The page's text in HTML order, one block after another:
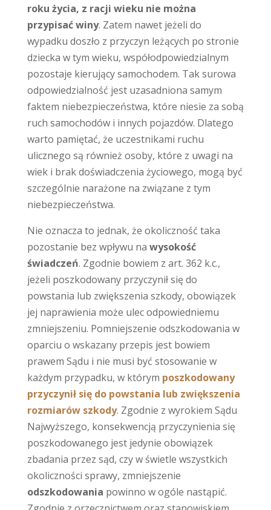
roku życia, z racji wieku nie można
przypisać winy. Zatem nawet jeżeli do
wypadku doszło z przyczyn leżących po stronie
dziecka w tym wieku, współodpowiedzialnym
pozostaje kierujący samochodem. Tak surowa
odpowiedzialność jest uzasadniona samym
faktem niebezpieczeństwa, które niesie za sobą
ruch samochodów i innych pojazdów. Dlatego
warto pamiętać, że uczestnikami ruchu
ulicznego są również osoby, które z uwagi na
wiek i brak doświadczenia życiowego, mogą być
szczególnie narażone na związane z tym
niebezpieczeństwa.
Nie oznacza to jednak, że okoliczność taka
pozostanie bez wpływu na wysokość
świadczeń. Zgodnie bowiem z art. 362 k.c.,
jeżeli poszkodowany przyczynił się do
powstania lub zwiększenia szkody, obowiązek
jej naprawienia może ulec odpowiedniemu
zmniejszeniu. Pomniejszenie odszkodowania w
oparciu o wskazany przepis jest bowiem
prawem Sądu i nie musi być stosowanie w
każdym przypadku, w którym poszkodowany
przyczynił się do powstania lub zwiększenia
rozmiarów szkody. Zgodnie z wyrokiem Sądu
Najwyższego, konsekwencją przyczynienia się
poszkodowanego jest jedynie obowiązek
zbadania przez sąd, czy w świetle wszystkich
okoliczności sprawy, zmniejszenie
odszkodowania powinno w ogóle nastąpić.